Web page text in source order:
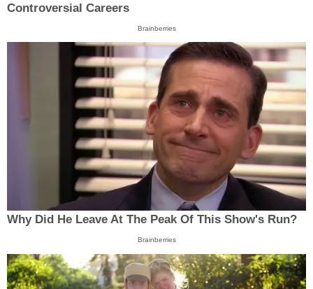
Controversial Careers
Brainberries
Why Did He Leave At The Peak Of This Show's Run?
Brainberries